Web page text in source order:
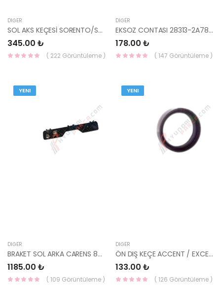
DIĞER
SOL AKS KEÇESİ SORENTO/SANTA FE 45245-3B700 HMC
345.00 ₺
( 222 Görüntüleme )
DIĞER
EKSOZ CONTASI 28313-2A780 HMC
178.00 ₺
( 147 Görüntüleme )
YENI
DIĞER
BRAKET SOL ARKA CARENS 86613-1D000 HMC
1185.00 ₺
( 109 Görüntüleme )
YENI
DIĞER
ÖN DIŞ KEÇE ACCENT / EXCEL 51713-21100 HMC
133.00 ₺
( 126 Görüntüleme )